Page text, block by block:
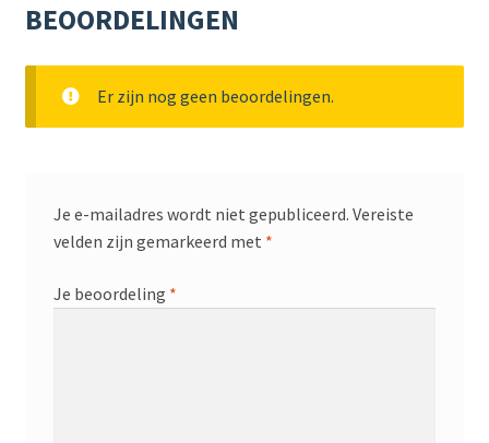
BEOORDELINGEN
Er zijn nog geen beoordelingen.
Je e-mailadres wordt niet gepubliceerd. Vereiste
velden zijn gemarkeerd met *
Je beoordeling *